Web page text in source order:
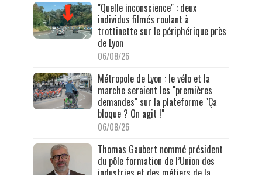
"Quelle inconscience" : deux
individus filmés roulant à
trottinette sur le périphérique près
de Lyon
06/08/26
Métropole de Lyon : le vélo et la
marche seraient les "premières
demandes" sur la plateforme "Ça
bloque ? On agit !"
06/08/26
Thomas Gaubert nommé président
du pôle formation de l’Union des